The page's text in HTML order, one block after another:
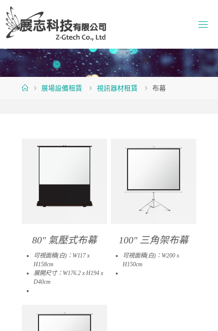
Skip
content
Home展場設備租賃 視訊器材租賃 布幕
80″ 氣壓式布幕
可視面積(白)：W117 x
H158cm
展開尺寸：W176.2 x H194 x
D40cm
100″ 三角架布幕
可視面積(白)：W200 x
H150cm